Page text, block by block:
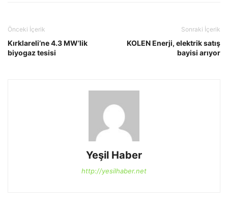
Önceki İçerik
Kırklareli’ne 4.3 MW’lik
biyogaz tesisi
Sonraki İçerik
KOLEN Enerji, elektrik satış
bayisi arıyor
Yeşil Haber
http://yesilhaber.net